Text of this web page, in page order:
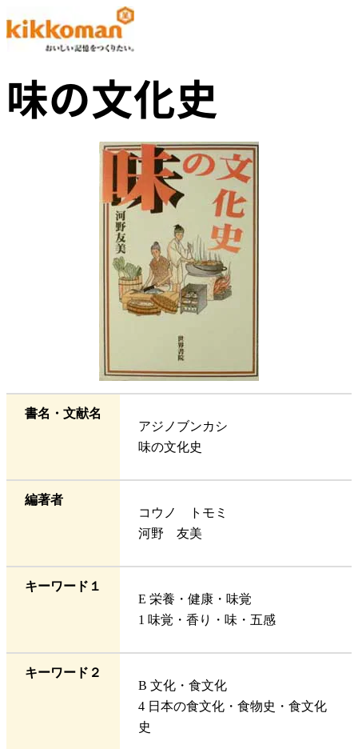
味の文化史
書名・文献名
アジノブンカシ
味の文化史
編著者
コウノ トモミ
河野 友美
キーワード１
E 栄養・健康・味覚
1 味覚・香り・味・五感
キーワード２
B 文化・食文化
4 日本の食文化・食物史・食文化
史